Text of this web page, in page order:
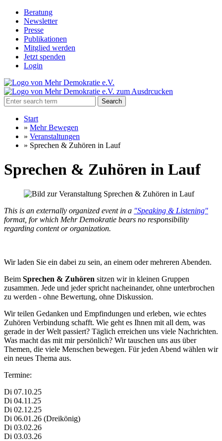
Beratung
Newsletter
Presse
Publikationen
Mitglied werden
Jetzt spenden
Login
Search
Start
» Mehr Bewegen
» Veranstaltungen
» Sprechen & Zuhören in Lauf
Sprechen & Zuhören in Lauf
This is an externally organized event in a "Speaking & Listening"
format, for which Mehr Demokratie bears no responsibility
regarding content or organization.
Wir laden Sie ein dabei zu sein, an einem oder mehreren Abenden.
Beim Sprechen & Zuhören sitzen wir in kleinen Gruppen
zusammen. Jede und jeder spricht nacheinander, ohne unterbrochen
zu werden - ohne Bewertung, ohne Diskussion.
Wir teilen Gedanken und Empfindungen und erleben, wie echtes
Zuhören Verbindung schafft. Wie geht es Ihnen mit all dem, was
gerade in der Welt passiert? Täglich erreichen uns viele Nachrichten.
Was macht das mit mir persönlich? Wir tauschen uns aus über
Themen, die viele Menschen bewegen. Für jeden Abend wählen wir
ein neues Thema aus.
Termine:
Di 07.10.25
Di 04.11.25
Di 02.12.25
Di 06.01.26 (Dreikönig)
Di 03.02.26
Di 03.03.26